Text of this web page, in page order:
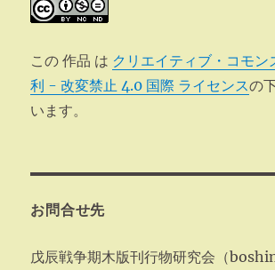
この 作品 は クリエイティブ・コモ
利 - 改変禁止 4.0 国際 ライセンスの
います。
お問合せ先
戊辰戦争期木版刊行物研究会（